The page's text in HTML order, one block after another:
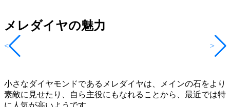
< >
メレダイヤの魅力
小さなダイヤモンドであるメレダイヤは、メインの石をより
素敵に見せたり、自ら主役にもなれることから、最近では特
に人気が高いようです。